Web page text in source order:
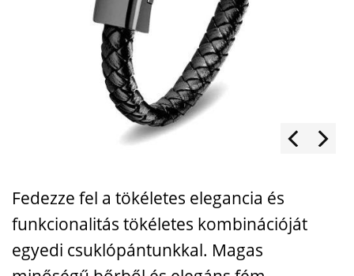
Fedezze fel a tökéletes elegancia és
funkcionalitás tökéletes kombinációját
egyedi csuklópántunkkal. Magas